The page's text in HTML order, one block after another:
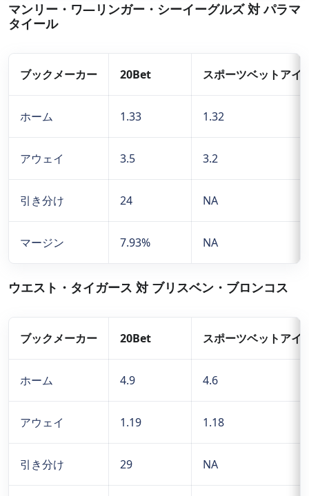
マンリー・ワ―リンガー・シーイーグルズ 対 パラマ
タイール
ブックメーカー 20Bet スポーツベットアイ
ホーム 1.33 1.32
アウェイ 3.5 3.2
引き分け 24 NA
マージン 7.93% NA
ウエスト・タイガース 対 ブリスベン・ブロンコス
ブックメーカー 20Bet スポーツベットアイ
ホーム 4.9 4.6
アウェイ 1.19 1.18
引き分け 29 NA